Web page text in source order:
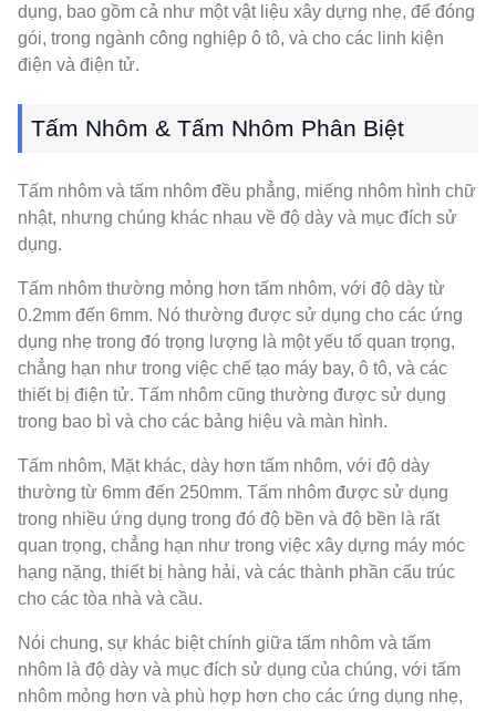
dụng, bao gồm cả như một vật liệu xây dựng nhẹ, để đóng
gói, trong ngành công nghiệp ô tô, và cho các linh kiện
điện và điện tử.
Tấm Nhôm & Tấm Nhôm Phân Biệt
Tấm nhôm và tấm nhôm đều phẳng, miếng nhôm hình chữ
nhật, nhưng chúng khác nhau về độ dày và mục đích sử
dụng.
Tấm nhôm thường mỏng hơn tấm nhôm, với độ dày từ
0.2mm đến 6mm. Nó thường được sử dụng cho các ứng
dụng nhẹ trong đó trọng lượng là một yếu tố quan trọng,
chẳng hạn như trong việc chế tạo máy bay, ô tô, và các
thiết bị điện tử. Tấm nhôm cũng thường được sử dụng
trong bao bì và cho các bảng hiệu và màn hình.
Tấm nhôm, Mặt khác, dày hơn tấm nhôm, với độ dày
thường từ 6mm đến 250mm. Tấm nhôm được sử dụng
trong nhiều ứng dụng trong đó độ bền và độ bền là rất
quan trọng, chẳng hạn như trong việc xây dựng máy móc
hạng nặng, thiết bị hàng hải, và các thành phần cấu trúc
cho các tòa nhà và cầu.
Nói chung, sự khác biệt chính giữa tấm nhôm và tấm
nhôm là độ dày và mục đích sử dụng của chúng, với tấm
nhôm mỏng hơn và phù hợp hơn cho các ứng dụng nhẹ,